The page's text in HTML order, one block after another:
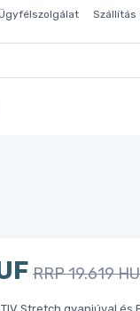
Szállítás
RRP 19.619